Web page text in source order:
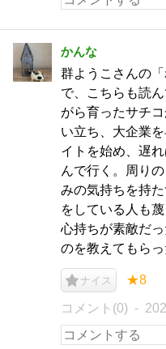
かんな
群ようこさんの
で、こちらも読
がら育ったサチ
い立ち、大企業
イトを始め、遅
んで行く。周り
みの気持ちを持
をしている人も
心持ちが素敵だ
のを教えてもらっ
ナイス ★8
コメント(0)